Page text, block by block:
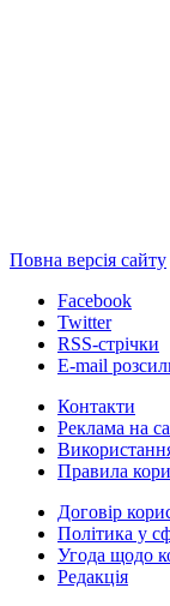
Повна версія сайту
Facebook
Twitter
RSS-стрічки
E-mail
Контакти
Реклама на
Правила
Договір
Політика у
Угода щодо
Редакція